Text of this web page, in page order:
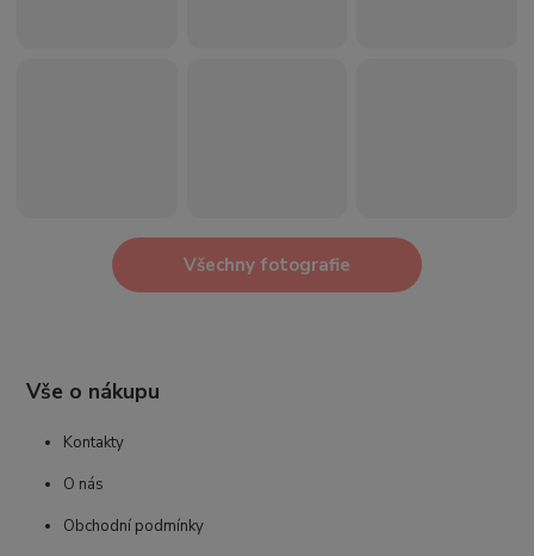
Všechny fotografie
Vše o nákupu
Kontakty
O nás
Obchodní podmínky